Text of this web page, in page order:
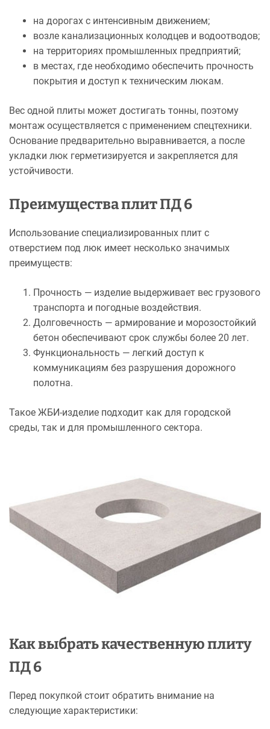
на дорогах с интенсивным движением;
возле канализационных колодцев и водоотводов;
на территориях промышленных предприятий;
в местах, где необходимо обеспечить прочность
покрытия и доступ к техническим люкам.
Вес одной плиты может достигать тонны, поэтому
монтаж осуществляется с применением спецтехники.
Основание предварительно выравнивается, а после
укладки люк герметизируется и закрепляется для
устойчивости.
Преимущества плит ПД 6
Использование специализированных плит с
отверстием под люк имеет несколько значимых
преимуществ:
Прочность — изделие выдерживает вес грузового
транспорта и погодные воздействия.
Долговечность — армирование и морозостойкий
бетон обеспечивают срок службы более 20 лет.
Функциональность — легкий доступ к
коммуникациям без разрушения дорожного
полотна.
Такое ЖБИ-изделие подходит как для городской
среды, так и для промышленного сектора.
Как выбрать качественную плиту
ПД 6
Перед покупкой стоит обратить внимание на
следующие характеристики: